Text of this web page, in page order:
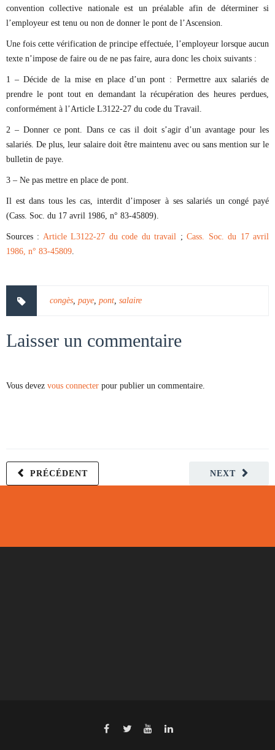
convention collective nationale est un préalable afin de déterminer si
l’employeur est tenu ou non de donner le pont de l’Ascension.
Une fois cette vérification de principe effectuée, l’employeur lorsque aucun
texte n’impose de faire ou de ne pas faire, aura donc les choix suivants :
1 – Décide de la mise en place d’un pont : Permettre aux salariés de
prendre le pont tout en demandant la récupération des heures perdues,
conformément à l’Article L3122-27 du code du Travail.
2 – Donner ce pont. Dans ce cas il doit s’agir d’un avantage pour les
salariés. De plus, leur salaire doit être maintenu avec ou sans mention sur le
bulletin de paye.
3 – Ne pas mettre en place de pont.
Il est dans tous les cas, interdit d’imposer à ses salariés un congé payé
(Cass. Soc. du 17 avril 1986, n° 83-45809).
Sources : Article L3122-27 du code du travail ;Cass. Soc. du 17 avril
1986, n° 83-45809.
congès, paye, pont, salaire
Laisser un commentaire
Vous devez vous connecter pour publier un commentaire.
NEXT
PRÉCÉDENT